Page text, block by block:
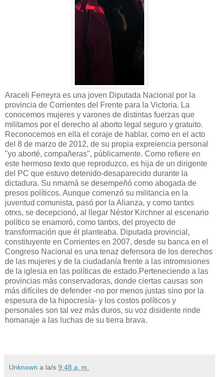
Araceli Ferreyra es una joven Diputada Nacional por la
provincia de Corrientes del Frente para la Victoria. La
conocemos mujeres y varones de distintas fuerzas que
militamos por el derecho al aborto legal seguro y gratuito.
Reconocemos en ella el coraje de hablar, como en el acto
del 8 de marzo de 2012, de su propia expreiencia personal
"yo aborté, compañeras", públicamente. Como refiere en
este hermoso texto que reproduzco, es hija de un dirigente
del PC que estuvo detenido-desaparecido durante la
dictadura. Su nmamá se desempeñó como abogada de
presos políticos. Aunque comenzó su militancia en la
juventud comunista, pasó por la Alianza, y como tantxs
otrxs, se decepcionó, al llegar Néstor Kirchner al escenario
político se enamoró, como tantxs, del proyecto de
transformación que él planteaba. Diputada provincial,
constituyente en Corrientes en 2007, desde su banca en el
Congreso Nacional es una tenaz defensora de los derechos
de las mujeres y de la ciudadanía frente a las intromisiones
de la iglesia en las políticas de estado.Perteneciendo a las
provincias más conservadoras, donde ciertas causas son
más difíciles de defender -no por menos justas sino por la
espesura de la hipocresía- y los costos políticos y
personales son tal vez más duros, su voz disidente rinde
homanaje a las luchas de su tierra brava.
Unknown a la/s 9:48 a. m.